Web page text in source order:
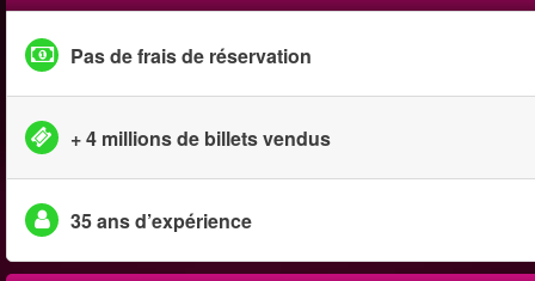
Pas de frais de réservation
+ 4 millions de billets vendus
35 ans d’expérience